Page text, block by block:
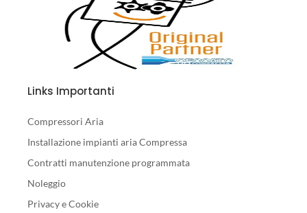
Links Importanti
Compressori Aria
Installazione impianti aria Compressa
Contratti manutenzione programmata
Noleggio
Privacy e Cookie